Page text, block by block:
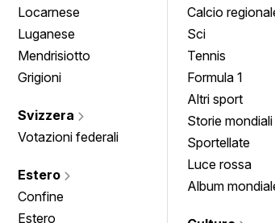
Locarnese
Luganese
Mendrisiotto
Grigioni
Svizzera
Votazioni federali
Estero
Confine
Estero
Calcio
Sci
Tennis
Formula 1
Altri sport
Storie mondiali
Sportellate
Luce rossa
Album